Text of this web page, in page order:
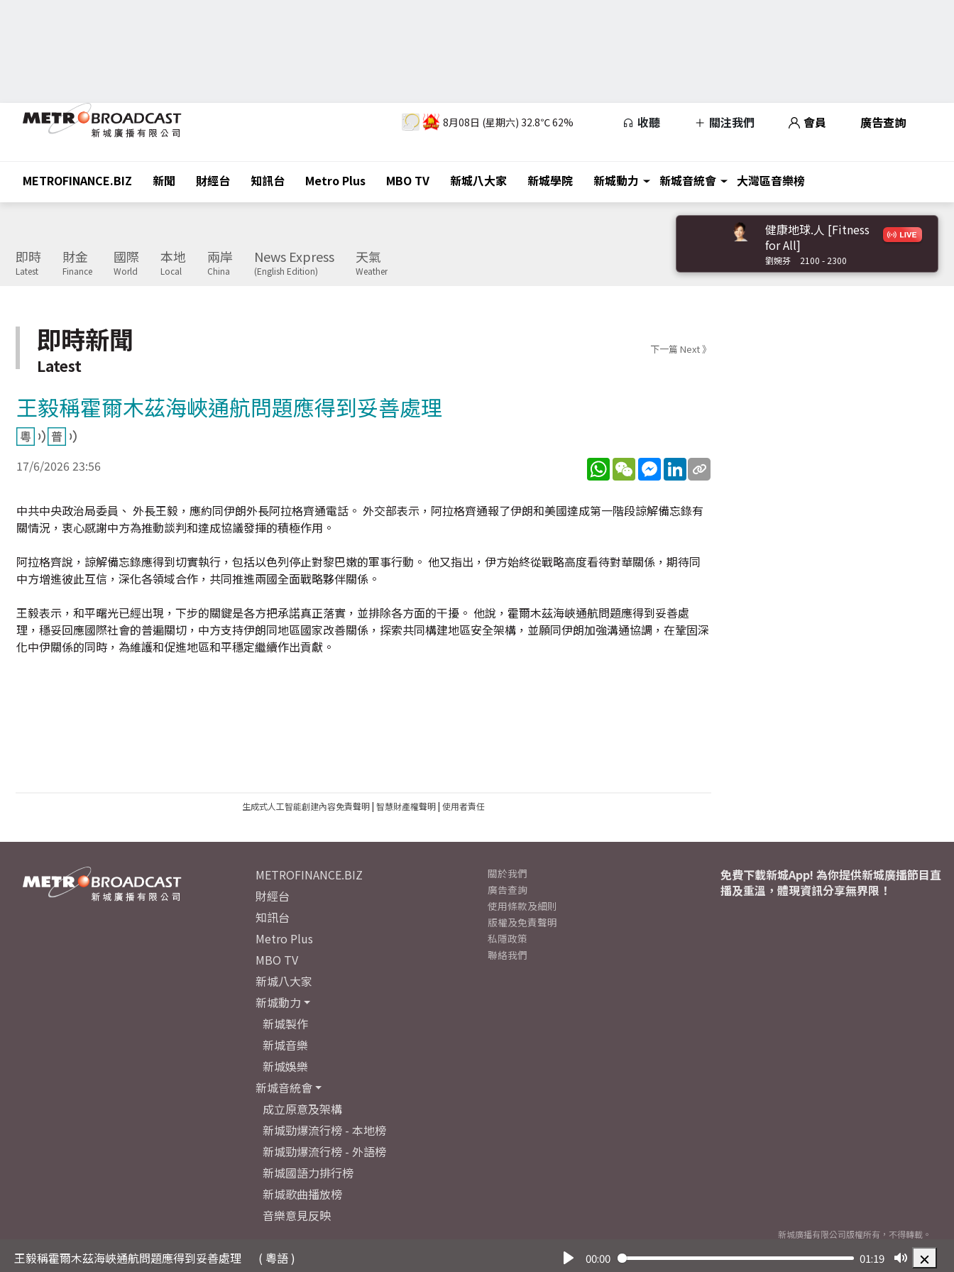
8月08日 (星期六) 32.8℃62% 收聽 關注我們 會員 廣告查詢
METROFINANCE.BIZ 新聞 財經台 知訊台 Metro Plus MBO TV 新城八大家 新城學院 新城動力 新城音統會 大灣區音樂榜
即時
Latest
財金
Finance
國際
World
本地
Local
兩岸
China
News Express
(English Edition)
天氣
Weather
健康地球.人 [Fitness
for All]
劉婉芬 2100 - 2300
即時新聞
Latest
下一篇 Next 》
王毅稱霍爾木茲海峽通航問題應得到妥善處理
17/6/2026 23:56 WhatsApp
WeChatMessenger
LinkedIn
中共中央政治局委員、 外長王毅，應約同伊朗外長阿拉格齊通電話。 外交部表示，阿拉格齊通報了伊朗和美國達成第一階段諒解備忘錄有
關情況，衷心感謝中方為推動談判和達成協議發揮的積極作用。
阿拉格齊說，諒解備忘錄應得到切實執行，包括以色列停止對黎巴嫩的軍事行動。 他又指出，伊方始終從戰略高度看待對華關係，期待同
中方增進彼此互信，深化各領域合作，共同推進兩國全面戰略夥伴關係。
王毅表示，和平曙光已經出現，下步的關鍵是各方把承諾真正落實，並排除各方面的干擾。 他說，霍爾木茲海峽通航問題應得到妥善處
理，穩妥回應國際社會的普遍關切，中方支持伊朗同地區國家改善關係，探索共同構建地區安全架構，並願同伊朗加強溝通協調，在鞏固深
化中伊關係的同時，為維護和促進地區和平穩定繼續作出貢獻。
生成式人工智能創建內容免責聲明| 智慧財產權聲明| 使用者責任
王毅稱霍爾木茲海峽通航問題應得到妥善處理
( 粵語 )
00:00 01:19
METROFINANCE.BIZ
財經台
知訊台
Metro Plus
MBO TV
新城八大家
新城動力
新城製作
新城音樂
新城娛樂
新城音統會
成立原意及架構
新城勁爆流行榜 - 本地榜
新城勁爆流行榜 - 外語榜
新城國語力排行榜
新城歌曲播放榜
音樂意見反映
關於我們
廣告查詢
使用條款及細則
版權及免責聲明
私隱政策
聯絡我們
免費下載新城App! 為你提供新城廣播節目直
播及重溫，體現資訊分享無界限！
新城廣播有限公司版權所有，不得轉載。
2026© Metro Broadcast Corporation Limited. All rights reserved.